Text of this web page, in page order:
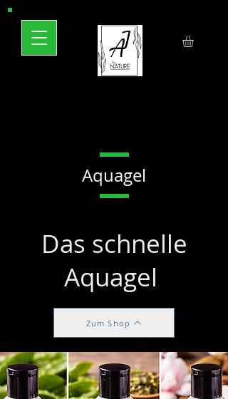
Aquagel
Das schnelle
Aquagel
Zum Shop